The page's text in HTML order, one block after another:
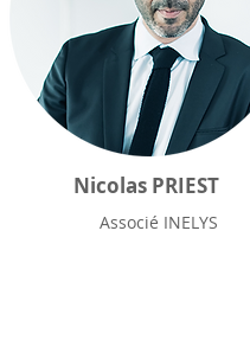
Nicolas PRIEST
Associé INELYS